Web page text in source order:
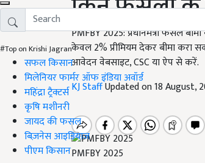
#Top on Krishi Jagran
सफल किसान
मिलेनियर फार्मर ऑफ इंडिया अवॉर्ड
महिंद्रा ट्रैक्टर्स
कृषि मशीनरी
जायद की फसल
बिज़नेस आइडियाज
पीएम किसान
PMFBY 2025: प्रधानमंत्री फसल
केवल 2% प्रीमियम देकर बीमा करा
आवेदन वेबसाइट, CSC या ऐप से करें.
KJ StaffUpdated on 18 August,
PMFBY 2025